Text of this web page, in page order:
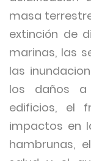
masa
extinción de
marinas, las
las
los daños a
edificios, el
impactos en
hambrunas,